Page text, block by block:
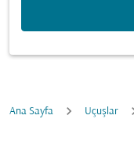
Ana Sayfa Uçuşlar